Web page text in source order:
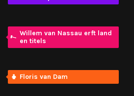
Willem van Nassau erft land
en titels
Floris van Dam